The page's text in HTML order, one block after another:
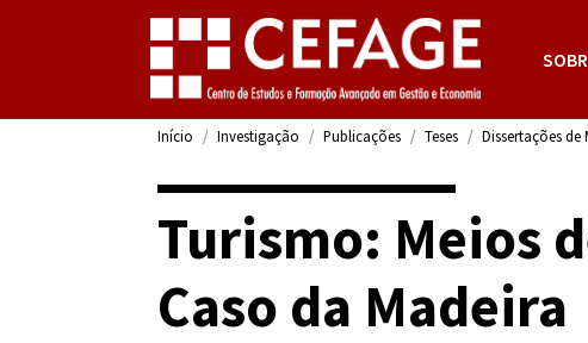
Início Investigação Publicações Teses Dissertações de
Turismo: Meios
Caso da Madeira